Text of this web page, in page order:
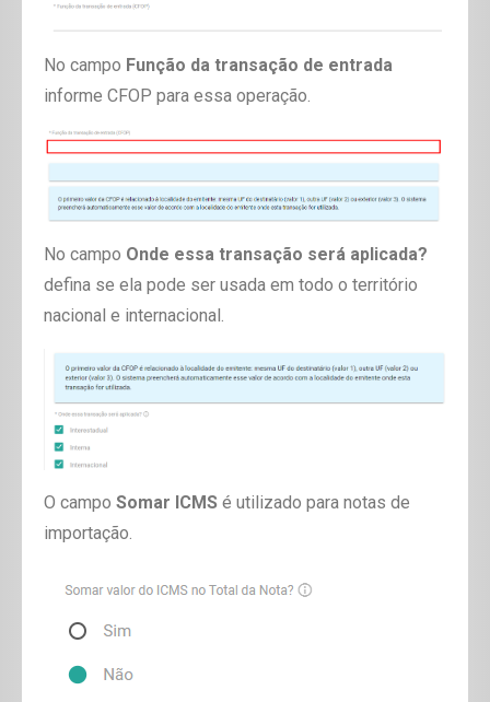
No campo Função da transação de entrada
informe CFOP para essa operação.
No campo Onde essa transação será aplicada?
defina se ela pode ser usada em todo o território
nacional e internacional.
O campo Somar ICMS é utilizado para notas de
importação.